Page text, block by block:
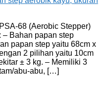
68 (Aerobic Stepper)
– Bahan papan step
papan step yaitu 68cm x
2 pilihan yaitu 10cm
± 3 kg. – Memiliki 3
abu-abu, […]